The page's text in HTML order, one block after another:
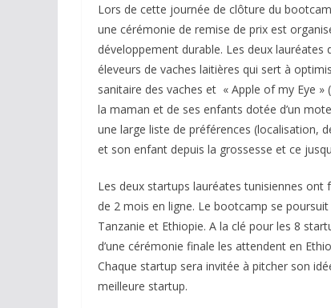
Lors de cette journée de clôture du
une cérémonie de remise de prix est
développement durable. Les deux
éleveurs de vaches laitières qui sert à
sanitaire des vaches et « Apple of my Eye
la maman et de ses enfants dotée d’un
une large liste de préférences (localisation,
et son enfant depuis la grossesse et ce
Les deux startups lauréates tunisiennes ont
de 2 mois en ligne. Le bootcamp se poursuit
Tanzanie et Ethiopie. A la clé pour les 8
d’une cérémonie finale les attendent en
Chaque startup sera invitée à pitcher son
meilleure startup.